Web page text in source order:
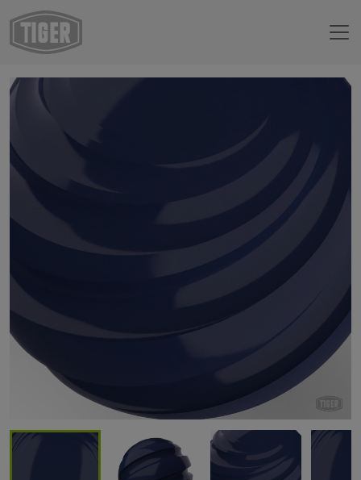
Webshop
29/40040 - RAL 5013 Kobaltblau